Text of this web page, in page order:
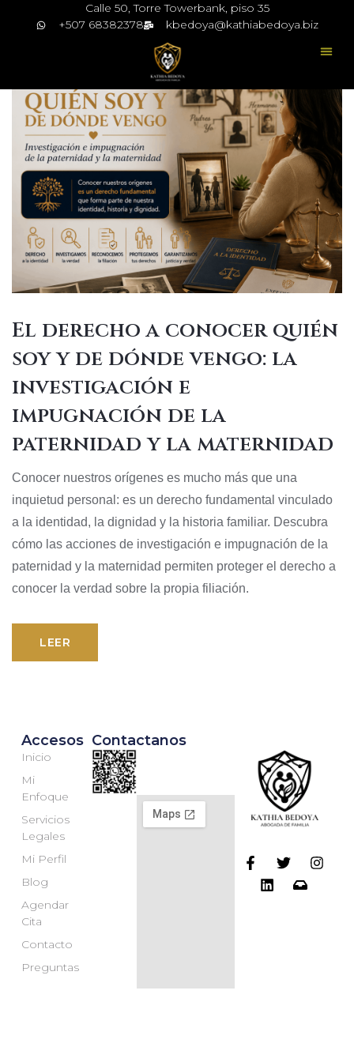
Calle 50, Torre Towerbank, piso 35
+507 68382378
kbedoya@kathiabedoya.biz
El derecho a conocer quién
soy y de dónde vengo: la
investigación e
impugnación de la
paternidad y la maternidad
Conocer nuestros orígenes es mucho más que una
inquietud personal: es un derecho fundamental vinculado
a la identidad, la dignidad y la historia familiar. Descubra
cómo las acciones de investigación e impugnación de la
paternidad y la maternidad permiten proteger el derecho a
conocer la verdad sobre la propia filiación.
LEER
Accesos
Inicio
Mi
Enfoque
Servicios
Legales
Mi Perfil
Blog
Agendar
Cita
Contacto
Preguntas
Contactanos